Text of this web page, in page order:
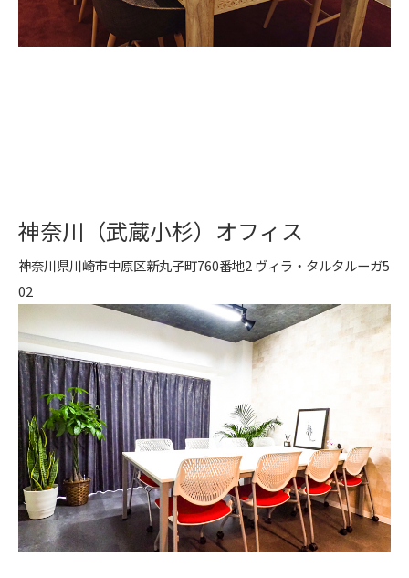
神奈川（武蔵小杉）オフィス
神奈川県川崎市中原区新丸子町760番地2 ヴィラ・タルタルーガ5
02